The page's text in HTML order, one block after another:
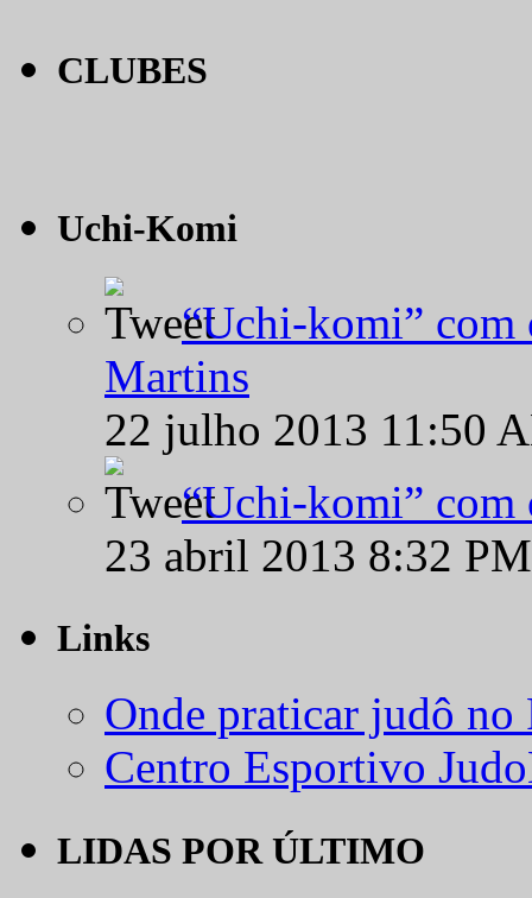
CLUBES
Uchi-Komi
“Uchi-komi” com
Martins
22 julho 2013 11:50
“Uchi-komi” com
23 abril 2013 8:32
Links
Onde praticar judô
Centro Esportivo
LIDAS POR ÚLTIMO